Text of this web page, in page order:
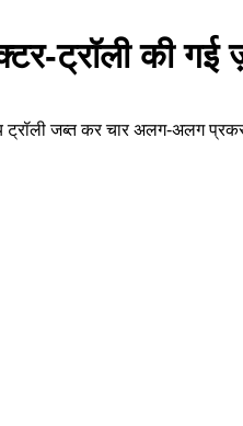
ट्रॉली की गई
ट्रॉली जब्त कर चार अलग-अलग